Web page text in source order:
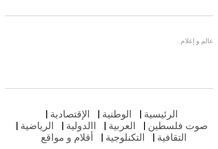
عالم و إعلام…
الرئيسية الوطنية
الإقتصادية
صوت فلسطين
العربية االدولية
الرياضية
التقافية
التكنلوجية أقلام و مواقع